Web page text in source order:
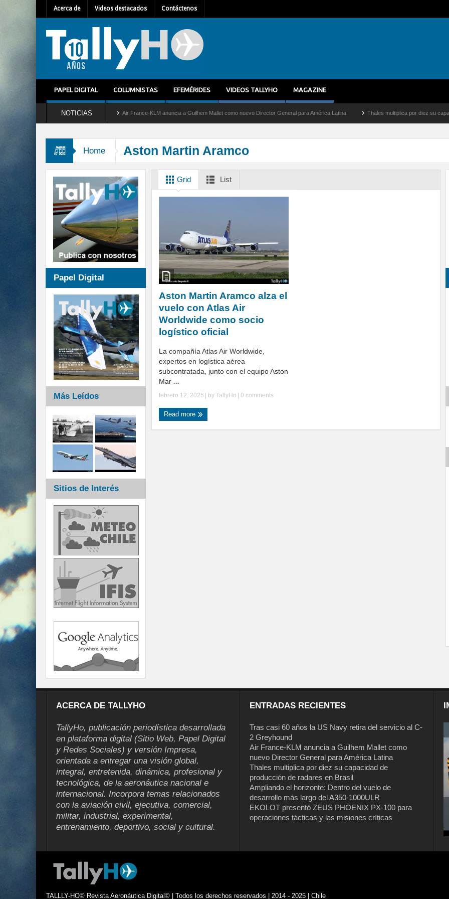
Acerca de Videos destacados Contáctenos
PAPEL DIGITAL COLUMNISTAS EFEMÉRIDES VIDEOS TALLYHO MAGAZINE
NOTICIAS
del servicio al C-2 Greyhound Air France-KLM anuncia a Guilhem Mallet como nuevo Director General para América Latina Thales multiplica por diez su capacidad
Home Aston Martin Aramco
Grid List
Aston Martin Aramco alza el
vuelo con Atlas Air
Worldwide como socio
logístico oficial
La compañía Atlas Air Worldwide,
expertos en logística aérea
subcontratada, junto con el equipo Aston
Mar ...
febrero 12, 2025 | by TallyHo 0 comments
Read more
Papel Digital
Más Leídos
Sitios de Interés
ACERCA DE TALLYHO
TallyHo, publicación periodística desarrollada
en plataforma digital (Sitio Web, Papel Digital
y Redes Sociales) y versión Impresa,
orientada a entregar una visión global,
integral, entretenida, dinámica, profesional y
tecnológica, de la aeronáutica nacional e
internacional. Incorpora temas relacionados
con la aviación civil, ejecutiva, comercial,
militar, industrial, experimental,
entrenamiento, deportivo, social y cultural.
ENTRADAS RECIENTES
Tras casi 60 años la US Navy retira del servicio al C-
2 Greyhound
Air France-KLM anuncia a Guilhem Mallet como
nuevo Director General para América Latina
Thales multiplica por diez su capacidad de
producción de radares en Brasil
Ampliando el horizonte: Dentro del vuelo de
desarrollo más largo del A350-1000ULR
EKOLOT presentó ZEUS PHOENIX PX-100 para
operaciones tácticas y las misiones críticas
Tras casi 60 años la US Navy retira del
servicio al C-2 Greyhound
TALLLY-HO© Revista Aeronáutica Digital© | Todos los derechos reservados | 2014 - 2025 | Chile